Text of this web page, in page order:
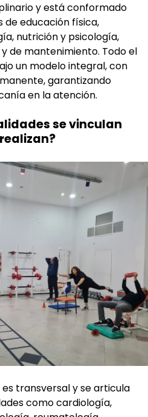
y está conformado
de educación física,
nutrición y psicología,
de mantenimiento. Todo el
un modelo integral, con
garantizando
en la atención.
se vinculan
es transversal y se articula
como cardiología,